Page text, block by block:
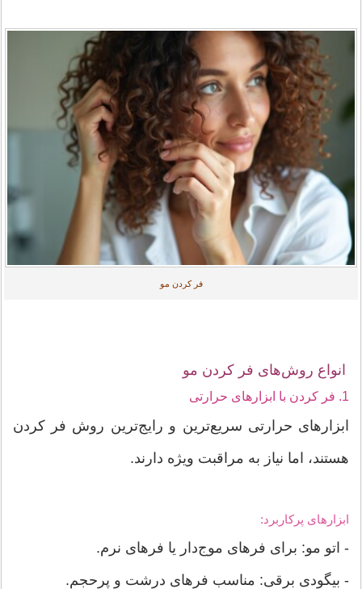
فر کردن مو
انواع روش‌های فر کردن مو
1. فر کردن با ابزارهای حرارتی
ابزارهای حرارتی سریع‌ترین و رایج‌ترین روش فر کردن
هستند، اما نیاز به مراقبت ویژه دارند.
ابزارهای پرکاربرد:
- اتو مو: برای فرهای موج‌دار یا فرهای نرم.
- بیگودی برقی: مناسب فرهای درشت و پرحجم.